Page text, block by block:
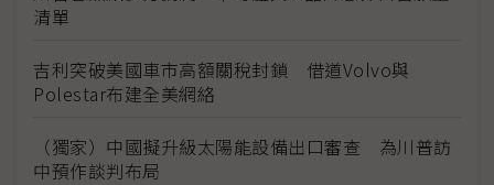
清單
吉利突破美國車市高額關稅封鎖 借道Volvo與
Polestar布建全美網絡
（獨家）中國擬升級太陽能設備出口審查 為川普訪
中預作談判布局